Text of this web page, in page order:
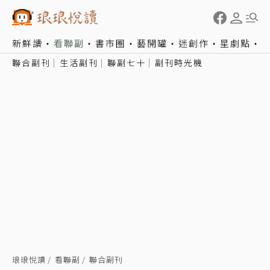
新鮮讀 看聯副 書市圈 藝開罐 迷創作 星劇點
聯合副刊 生活副刊 聯副七十 副刊時光機
琅琅悅讀 看聯副 聯合副刊